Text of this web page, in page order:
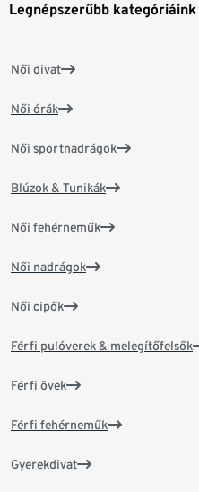
Legnépszerűbb kategóriáink
Női divat
Női órák
Női sportnadrágok
Blúzok & Tunikák
Női fehérneműk
Női nadrágok
Női cipők
Férfi pulóverek & melegítőfelsők
Férfi övek
Férfi fehérneműk
Gyerekdivat